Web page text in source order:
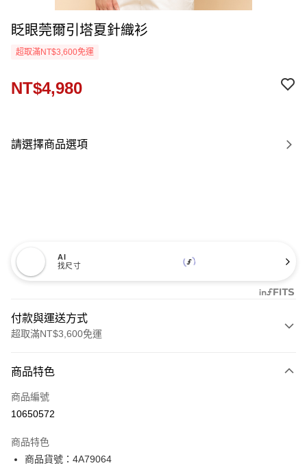
眨眼莞爾引塔夏針織衫
超取滿NT$3,600免運
NT$4,980
請選擇商品選項
AI
找尺寸
付款與運送方式
超取滿NT$3,600免運
信用卡一次付款
信用卡分期付款
合作金庫商業銀行
華南商業銀行
超商取貨付款
商品特色
商品編號
10650572
商品特色
商品貨號：4A79064